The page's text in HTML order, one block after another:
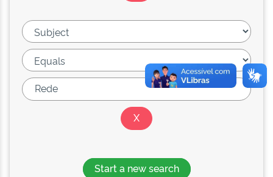
Start a new search